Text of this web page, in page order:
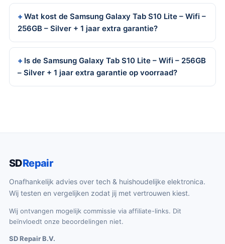
Wat kost de Samsung Galaxy Tab S10 Lite – Wifi –
256GB – Silver + 1 jaar extra garantie?
Is de Samsung Galaxy Tab S10 Lite – Wifi – 256GB
– Silver + 1 jaar extra garantie op voorraad?
SDRepair
Onafhankelijk advies over tech & huishoudelijke elektronica.
Wij testen en vergelijken zodat jij met vertrouwen kiest.
Wij ontvangen mogelijk commissie via affiliate-links. Dit
beïnvloedt onze beoordelingen niet.
SD Repair B.V.